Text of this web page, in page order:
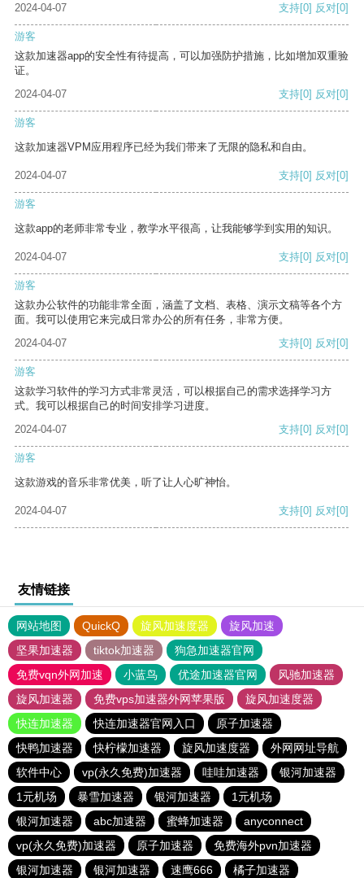
2024-04-07 支持[0] 反对[0]
游客
这款加速器app的安全性有待提高，可以加强防护措施，比如增加双重验
证。
2024-04-07
支持[0] 反对[0]
游客
这款加速器VPM应用程序已经为我们带来了无限的隐私和自由。
2024-04-07 支持[0] 反对[0]
游客
这款app的老师非常专业，教学水平很高，让我能够学到实用的知识。
2024-04-07 支持[0] 反对[0]
游客
这款办公软件的功能非常全面，涵盖了文档、表格、演示文稿等各个方
面。我可以使用它来完成日常办公的所有任务，非常方便。
2024-04-07
支持[0] 反对[0]
游客
这款学习软件的学习方式非常灵活，可以根据自己的需求选择学习方
式。我可以根据自己的时间安排学习进度。
2024-04-07
支持[0] 反对[0]
游客
这款游戏的音乐非常优美，听了让人心旷神怡。
2024-04-07 支持[0] 反对[0]
友情链接
网站地图 QuickQ 旋风加速度器
旋风加速
坚果加速器
tiktok加速器
狗急加速器官网
免费vqn外网加速
小蓝鸟 优途加速器官网
风驰加速器
旋风加速器
免费vps加速器外网苹果版
旋风加速度器
快连加速器
快连加速器官网入口
原子加速器
快鸭加速器
快柠檬加速器 旋风加速度器
外网网址导航
软件中心
vp(永久免费)加速器 哇哇加速器
银河加速器
1元机场
暴雪加速器 银河加速器
1元机场
银河加速器
abc加速器 蜜蜂加速器
anyconnect
vp(永久免费)加速器
原子加速器
免费海外pvn加速器
银河加速器
银河加速器 速鹰666 橘子加速器